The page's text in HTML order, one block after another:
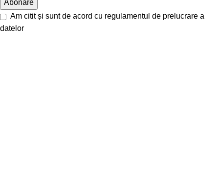
Am citit și sunt de acord cu regulamentul de prelucrare a
datelor